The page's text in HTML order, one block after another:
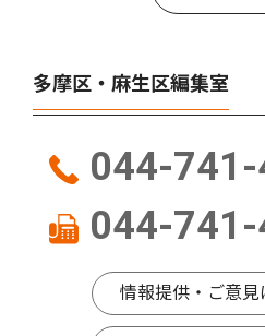
多摩区・麻生区編集室
044-741-
044-
情報提供・ご意見